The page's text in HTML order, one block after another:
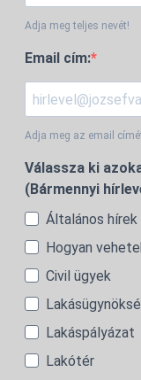
Adja meg teljes nevét!
Email cím:
Adja meg az email
Válassza ki
(Bármennyi
Általános hírek
Hogyan
Civil ügyek
Lakáspályázat
Lakótér